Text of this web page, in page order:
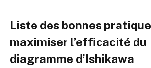
Liste des bonnes
maximiser l’efficacité du
diagramme d’Ishikawa